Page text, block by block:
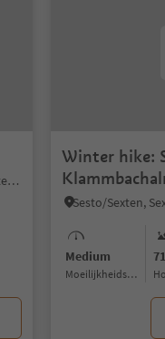
S.Giuseppe/Moos, Sexten/Sesto, Dolomites Region 3 Zinnen
Winter hike:
Medium
Moeilijkheidsgraad